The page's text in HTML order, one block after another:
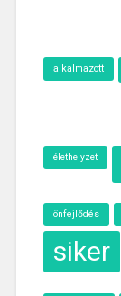
alkalmazott
élethelyzet
önfejlődés
siker